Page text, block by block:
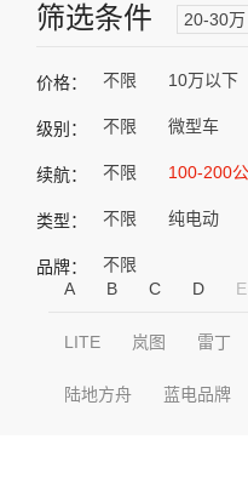
筛选条件 20-30万
价格： 不限 10万以下
级别： 不限 微型车
续航： 不限 100-200
类型： 不限 纯电动
品牌：
不限
A
B C D E
LITE 岚图 雷丁
陆地方舟 蓝电品牌